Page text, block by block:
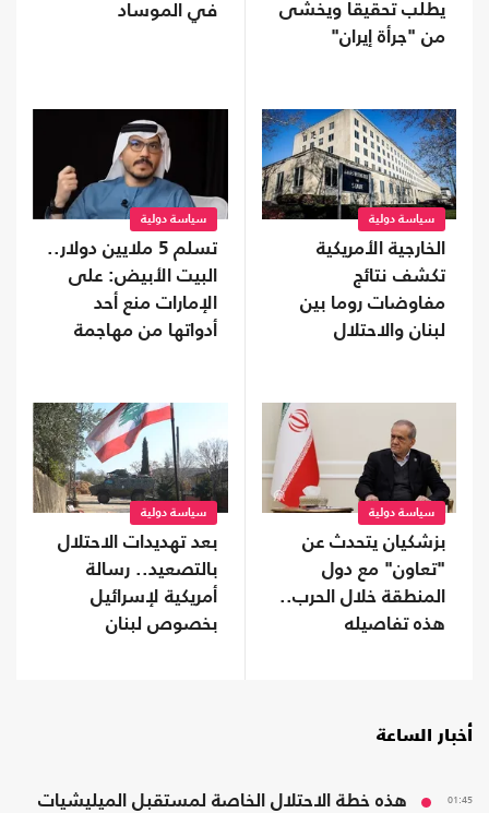
يطلب تحقيقا ويخشى
من "جرأة إيران"
في الموساد
سياسة دولية
الخارجية الأمريكية
تكشف نتائج
مفاوضات روما بين
لبنان والاحتلال
سياسة دولية
تسلم 5 ملايين دولار..
البيت الأبيض: على
الإمارات منع أحد
أدواتها من مهاجمة
سياسة دولية
بزشكيان يتحدث عن
"تعاون" مع دول
المنطقة خلال الحرب..
هذه تفاصيله
سياسة دولية
بعد تهديدات الاحتلال
بالتصعيد.. رسالة
أمريكية لإسرائيل
بخصوص لبنان
أخبار الساعة
01:45
هذه خطة الاحتلال الخاصة لمستقبل الميليشيات